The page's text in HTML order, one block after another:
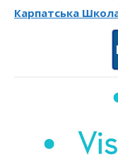
Карпатська